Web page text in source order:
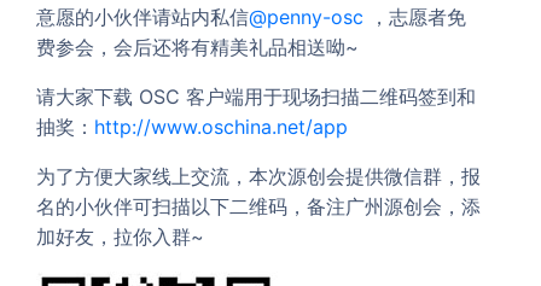
意愿的小伙伴请站内私信@penny-osc ，志愿者免
费参会，会后还将有精美礼品相送呦~
请大家下载 OSC 客户端用于现场扫描二维码签到和
抽奖： http://www.oschina.net/app
为了方便大家线上交流，本次源创会提供微信群，报
名的小伙伴可扫描以下二维码，备注广州源创会，添
加好友，拉你入群~